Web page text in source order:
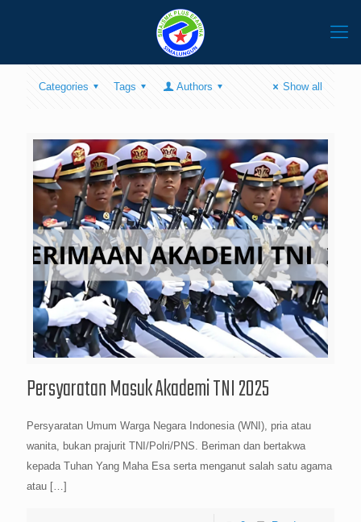
Categories Tags Authors Show all
Persyaratan Masuk Akademi TNI 2025
Persyaratan Umum Warga Negara Indonesia (WNI), pria atau
wanita, bukan prajurit TNI/Polri/PNS. Beriman dan bertakwa
kepada Tuhan Yang Maha Esa serta menganut salah satu agama
atau […]